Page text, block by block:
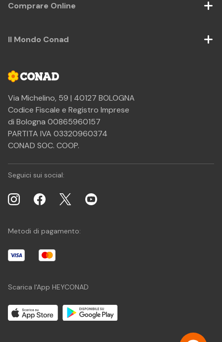
Via Michelino, 59 | 40127 BOLOGNA
Codice Fiscale e Registro Imprese
di Bologna 00865960157
PARTITA IVA 03320960374
CONAD SOC. COOP.
Comprare Online
Il Mondo Conad
Seguici sui social:
Metodi di pagamento:
Scarica l'App HEYCONAD